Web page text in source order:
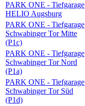
PARK ONE - Tiefgarage
HELIO Augsburg
PARK ONE - Tiefgarage
Schwabinger Tor Mitte
(P1c)
PARK ONE - Tiefgarage
Schwabinger Tor Nord
(P1a)
PARK ONE - Tiefgarage
Schwabinger Tor Süd
(P1d)